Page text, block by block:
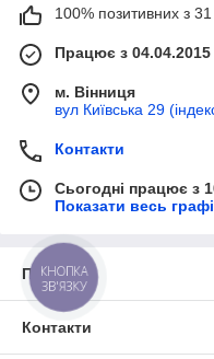
100% позитивних з 31
Працює з 04.04.2015
м. Вінниця
вул Київська 29
Контакти
Сьогодні працює з
Показати весь
Про нас
Контакти
КНОПКА
ЗВ'ЯЗКУ